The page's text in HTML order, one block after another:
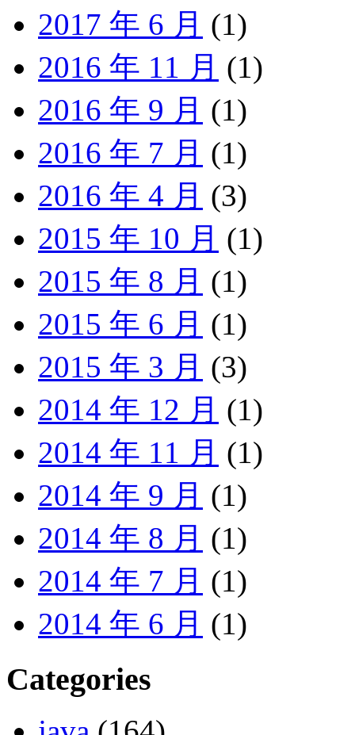
2017 年 6 月 (1)
2016 年 11 月 (1)
2016 年 9 月 (1)
2016 年 7 月 (1)
2016 年 4 月 (3)
2015 年 10 月 (1)
2015 年 8 月 (1)
2015 年 6 月 (1)
2015 年 3 月 (3)
2014 年 12 月 (1)
2014 年 11 月 (1)
2014 年 9 月 (1)
2014 年 8 月 (1)
2014 年 7 月 (1)
2014 年 6 月 (1)
Categories